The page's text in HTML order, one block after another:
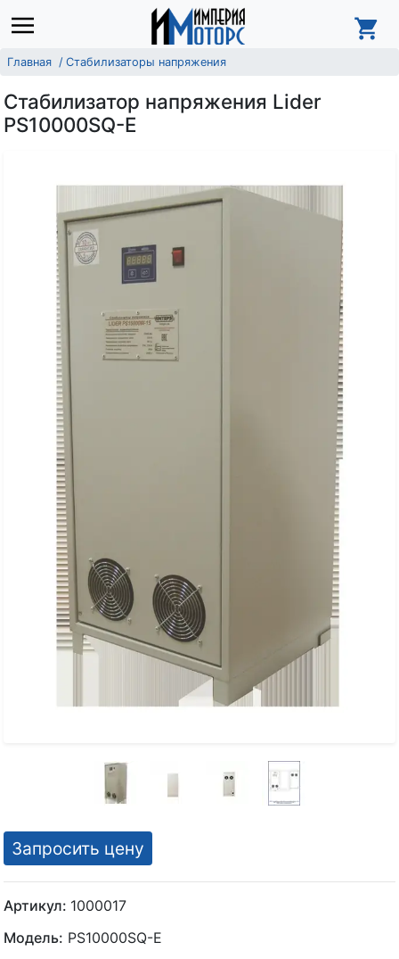
Главная Стабилизаторы напряжения
Стабилизатор напряжения Lider
PS10000SQ-Е
Запросить цену
Артикул: 1000017
Модель: PS10000SQ-Е